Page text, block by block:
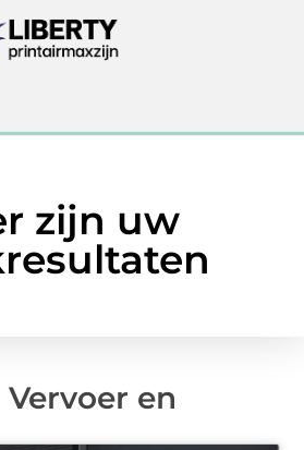
zijn uw
en